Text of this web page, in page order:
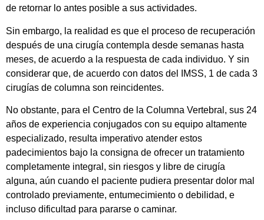
de retornar lo antes posible a sus actividades.
Sin embargo, la realidad es que el proceso de recuperación
después de una cirugía contempla desde semanas hasta
meses, de acuerdo a la respuesta de cada individuo. Y sin
considerar que, de acuerdo con datos del IMSS, 1 de cada 3
cirugías de columna son reincidentes.
No obstante, para el Centro de la Columna Vertebral, sus 24
años de experiencia conjugados con su equipo altamente
especializado, resulta imperativo atender estos
padecimientos bajo la consigna de ofrecer un tratamiento
completamente integral, sin riesgos y libre de cirugía
alguna, aún cuando el paciente pudiera presentar dolor mal
controlado previamente, entumecimiento o debilidad, e
incluso dificultad para pararse o caminar.